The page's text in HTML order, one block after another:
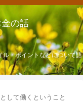
の話
ル・ポイントなどについて語
して働くということ